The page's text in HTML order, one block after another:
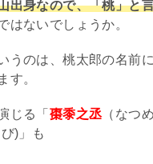
出身なので、「桃」と
はないでしょうか。
うのは、桃太郎の名前
す。
じる「 棗黍之丞（なつ
) 」も